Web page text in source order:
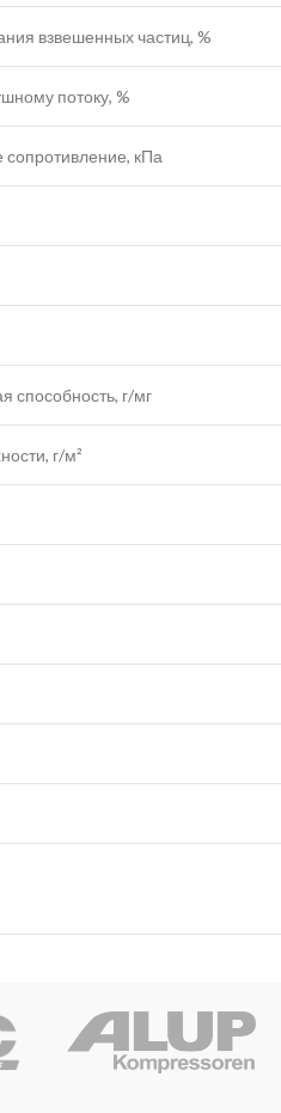
взвешенных частиц, %
потоку, %
кПа
способность, г/мг
г/м²